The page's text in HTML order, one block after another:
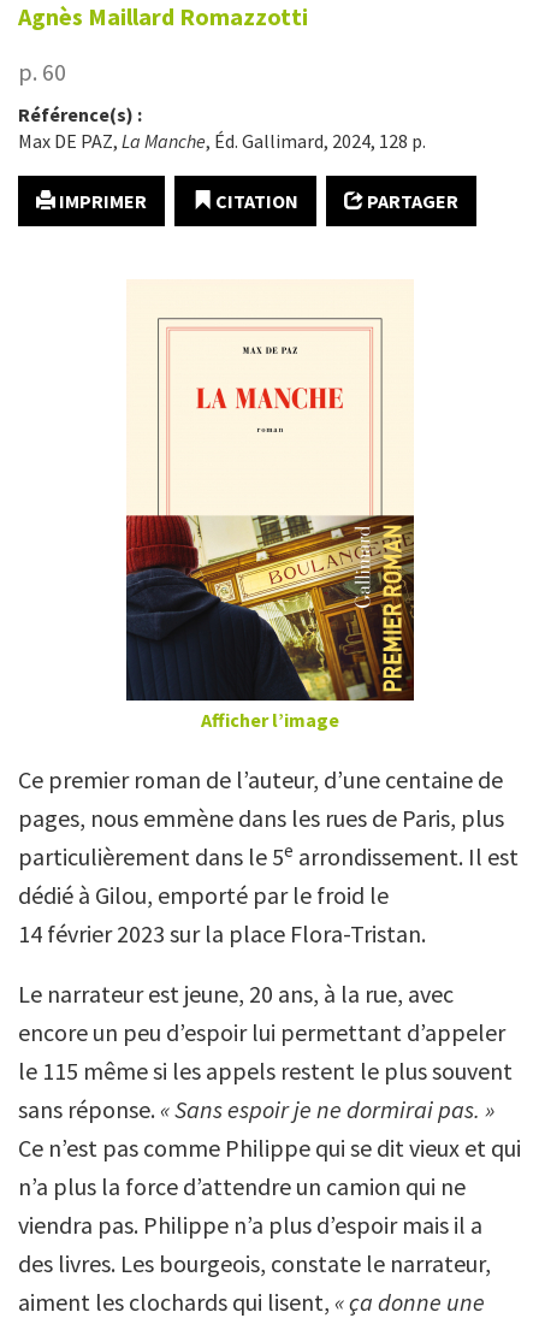
Agnès Maillard Romazzotti
p. 60
Référence(s) :
Max DE PAZ, La Manche, Éd. Gallimard, 2024, 128 p.
IMPRIMER CITATION PARTAGER
Afficher l’image
Ce premier roman de l’auteur, d’une centaine de
pages, nous emmène dans les rues de Paris, plus
particulièrement dans le 5e arrondissement. Il est
dédié à Gilou, emporté par le froid le
14 février 2023 sur la place Flora-Tristan.
Le narrateur est jeune, 20 ans, à la rue, avec
encore un peu d’espoir lui permettant d’appeler
le 115 même si les appels restent le plus souvent
sans réponse. « Sans espoir je ne dormirai pas. »
Ce n’est pas comme Philippe qui se dit vieux et qui
n’a plus la force d’attendre un camion qui ne
viendra pas. Philippe n’a plus d’espoir mais il a
des livres. Les bourgeois, constate le narrateur,
aiment les clochards qui lisent, « ça donne une